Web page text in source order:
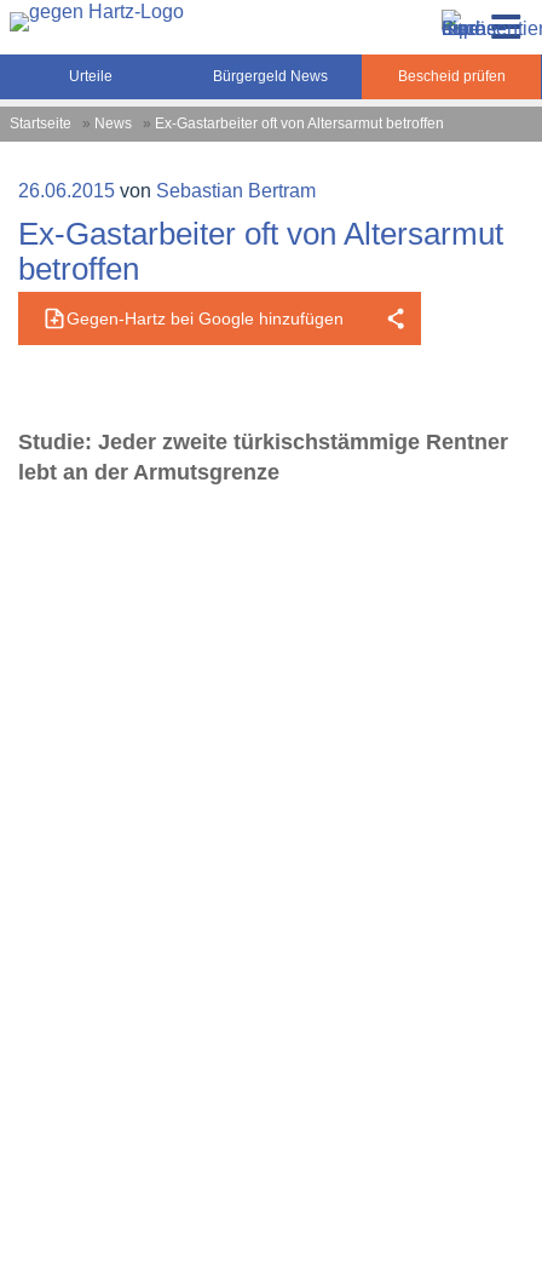
Zum
Inhalt
springen
Gegen-Hartz.de – Sozialrecht, Rente, Pflege und
Urteile, News und Ratgeber rund um das Sozialrecht,
Grundsicherung und Rente
Urteile Bürgergeld News Bescheid prüfen
Startseite » News » Ex-Gastarbeiter oft von Altersarmut betroffen
Veröffentlicht
26.06.2015 von Sebastian Bertram
Ex-Gastarbeiter oft von Altersarmut
betroffen
Gegen-Hartz bei Google hinzufügen
Studie: Jeder zweite türkischstämmige Rentner
lebt an der Armutsgrenze